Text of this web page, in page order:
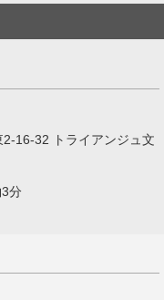
16-32 トライアンジュ文
分